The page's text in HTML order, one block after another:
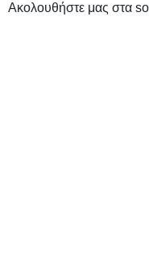
Ακολουθήστε μας στα